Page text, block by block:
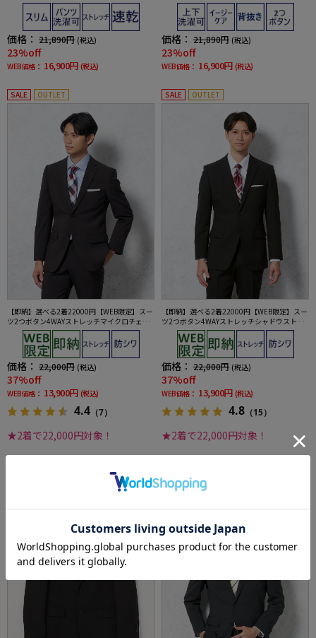
価格： 21,890円 (税込)
23%off
WEB価格： 16,900円 (税込)
価格： 21,890円 (税込)
23%off
WEB価格： 16,900円 (税込)
SALE OUTLET
【即納】選べる2着22000円【WEB限定】スー
ツ2つボタン4WAYストレッチマイクロチェッ
クミックスブラック
価格： 22,000円 (税込)
37%off
WEB価格： 13,900円 (税込)
4.4 （7）
★2着で22,000円対象！
SALE OUTLET
【即納】選べる2着22000円【WEB限定】スー
ツ2つボタン4WAYストレッチシャドウストラ
イプブラック
価格： 22,000円 (税込)
37%off
WEB価格： 13,900円 (税込)
4.8 （15）
★2着で22,000円対象！
SALE OUTLET